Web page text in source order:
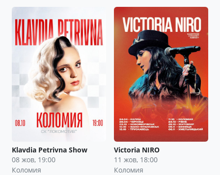
Klavdia Petrivna Show
08 жов, 19:00
Коломия
Victoria NIRO
11 жов, 18:00
Коломия